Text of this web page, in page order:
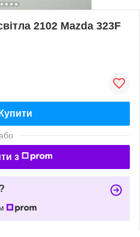
2102 Mazda 323F
Купити
з